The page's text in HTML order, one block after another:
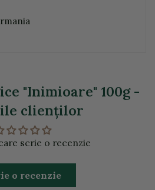
"Inimioare" 100g -
clienţilor
scrie o recenzie
o recenzie